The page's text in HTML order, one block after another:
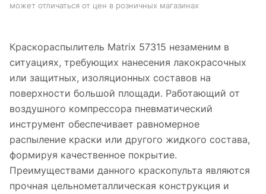
может отличаться от цен в розничных магазинах
Краскораспылитель Matrix 57315 незаменим в
ситуациях, требующих нанесения лакокрасочных
или защитных, изоляционных составов на
поверхности большой площади. Работающий от
воздушного компрессора пневматический
инструмент обеспечивает равномерное
распыление краски или другого жидкого состава,
формируя качественное покрытие.
Преимуществами данного краскопульта являются
прочная цельнометаллическая конструкция и